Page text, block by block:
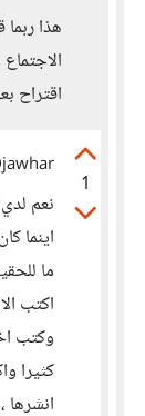
هذا
اقتراح
1
نعم
اينما
ما
اكتب
وكتب
كثيرا